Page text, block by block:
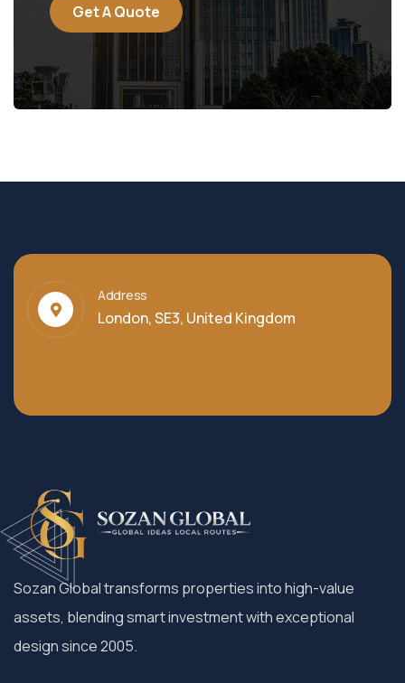
Get A Quote
Address
London, SE3, United Kingdom
Sozan Global transforms properties into high-value
assets, blending smart investment with exceptional
design since 2005.